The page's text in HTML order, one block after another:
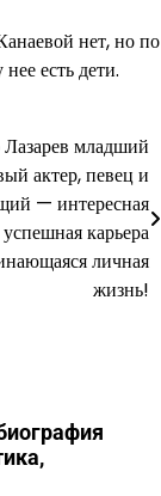
нет, но по
есть дети.
младший
актер, певец и
— интересная
карьера
личная
жизнь!